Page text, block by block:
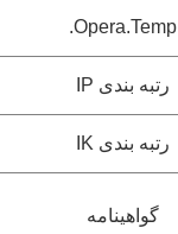
Opera.Temp.
رتبه بندی IP
رتبه بندی IK
گواهینامه